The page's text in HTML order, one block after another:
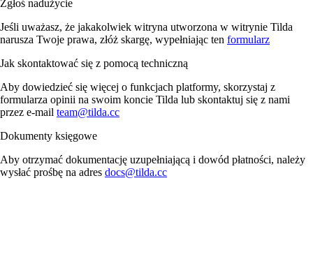
Zgłoś nadużycie
Jeśli uważasz, że jakakolwiek witryna utworzona w witrynie Tilda
narusza Twoje prawa, złóż skargę, wypełniając ten formularz
Jak skontaktować się z pomocą techniczną
Aby dowiedzieć się więcej o funkcjach platformy, skorzystaj z
formularza opinii na swoim koncie Tilda lub skontaktuj się z nami
przez e-mail team@tilda.cc
Dokumenty księgowe
Aby otrzymać dokumentację uzupełniającą i dowód płatności, należy
wysłać prośbę na adres docs@tilda.cc